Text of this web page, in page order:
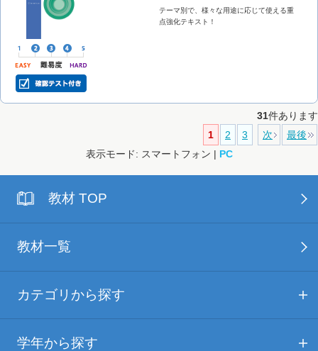
テーマ別で、様々な用途に応じて使える重
点強化テキスト！
31件あります
1
2 3 次
最後
表示モード: スマートフォン | PC
教材 TOP
教材一覧
カテゴリから探す
学年から探す